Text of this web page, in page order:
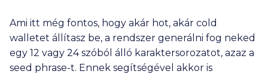
Ami itt még fontos, hogy akár hot, akár cold
walletet állítasz be, a rendszer generálni fog neked
egy 12 vagy 24 szóból álló karaktersorozatot, azaz a
seed phrase-t. Ennek segítségével akkor is